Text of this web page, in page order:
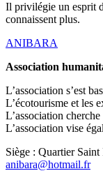
Il privilégie un esprit
connaissent plus.
ANIBARA
Association
L’association s’est
L’écotourisme et les
L’association
L’association vise
Siège : Quartier Saint
anibara@hotmail.fr